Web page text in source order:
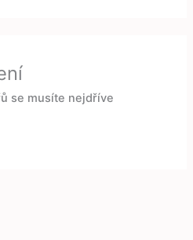
se musíte nejdříve